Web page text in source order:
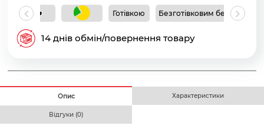
Готівкою Безготівковим без ПДВ
14 днів обмін/повернення товару
Опис Характеристики
Відгуки (0)